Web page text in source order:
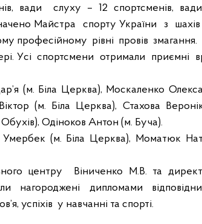
вади
слуху – 12 спортсменів, вади
Майстра спорту України з
професійному рівні провів змагання.
Усі спортсмени отримали приємні
(м. Біла Церква), Москаленко
(м. Біла Церква), Стахова
Одіноков Антон (м. Буча).
(м. Біла Церква), Моматюк
центру
Віниченко М.В. та
нагороджені дипломами
успіхів у навчанні та спорті.